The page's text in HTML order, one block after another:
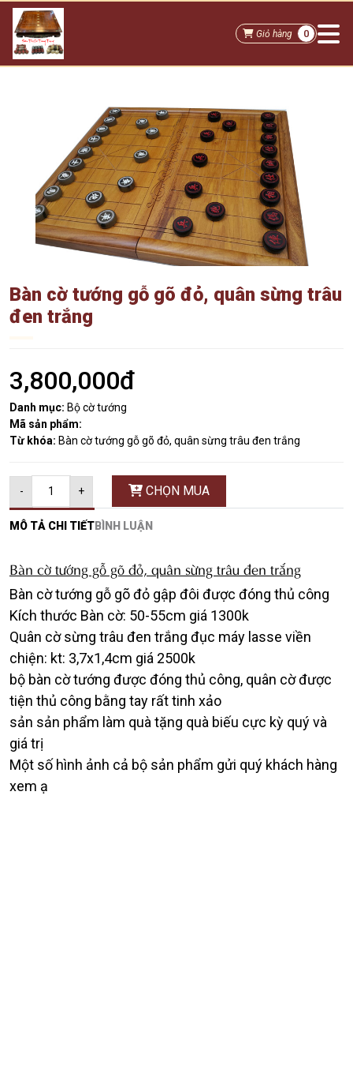
Giỏ hàng 0
Bàn cờ tướng gỗ gõ đỏ, quân sừng trâu
đen trắng
3,800,000đ
Danh mục: Bộ cờ tướng
Mã sản phẩm:
Từ khóa: Bàn cờ tướng gỗ gõ đỏ, quân sừng trâu đen trắng
- + CHỌN MUA
MÔ TẢ CHI TIẾTBÌNH LUẬN
Bàn cờ tướng gỗ gõ đỏ, quân sừng trâu đen trắng
Bàn cờ tướng gỗ gõ đỏ gập đôi được đóng thủ công
Kích thước Bàn cờ: 50-55cm giá 1300k
Quân cờ sừng trâu đen trắng đục máy lasse viền
chiện: kt: 3,7x1,4cm giá 2500k
bộ bàn cờ tướng được đóng thủ công, quân cờ được
tiện thủ công bằng tay rất tinh xảo
sản sản phẩm làm quà tặng quà biếu cực kỳ quý và
giá trị
Một số hình ảnh cả bộ sản phẩm gửi quý khách hàng
xem ạ